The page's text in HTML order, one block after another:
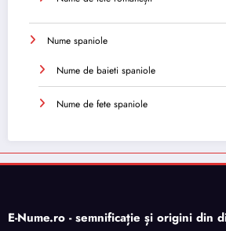
Nume spaniole
Nume de baieti spaniole
Nume de fete spaniole
E-Nume.ro - semnificație și origini din